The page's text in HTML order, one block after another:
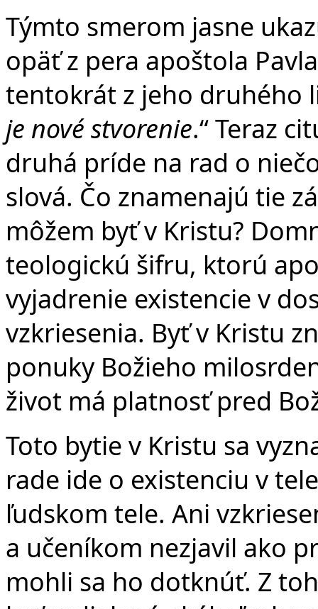
Týmto smerom jasne
opäť z pera apoštola
tentokrát z jeho druhého
je nové stvorenie.“ Teraz
druhá príde na rad o
slová. Čo znamenajú tie
môžem byť v Kristu?
teologickú šifru, ktorú
vyjadrenie existencie v
vzkriesenia. Byť v Kristu
ponuky Božieho
život má platnosť pred
Toto bytie v Kristu sa
rade ide o existenciu v
ľudskom tele. Ani
a učeníkom nezjavil ako
mohli sa ho dotknúť. Z